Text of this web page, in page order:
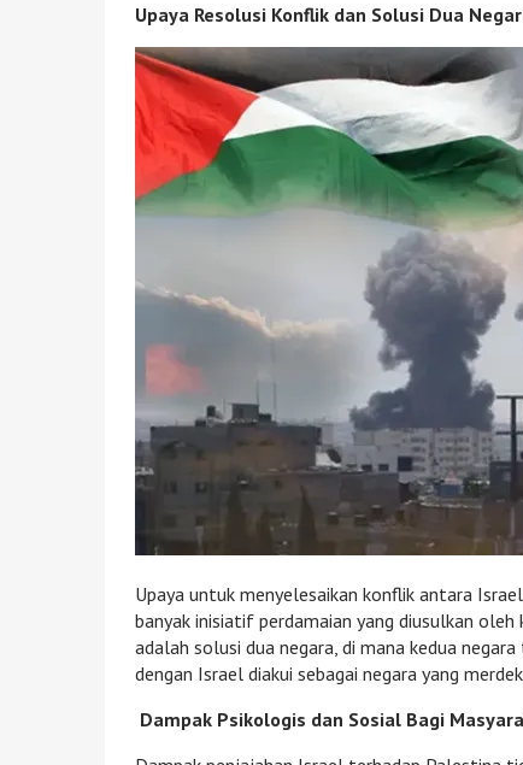
Upaya Resolusi Konflik dan Solusi Dua
Upaya untuk menyelesaikan konflik antara
banyak inisiatif perdamaian yang diusulkan
adalah solusi dua negara, di mana kedua
dengan Israel diakui sebagai negara yang
Dampak Psikologis dan Sosial Bagi